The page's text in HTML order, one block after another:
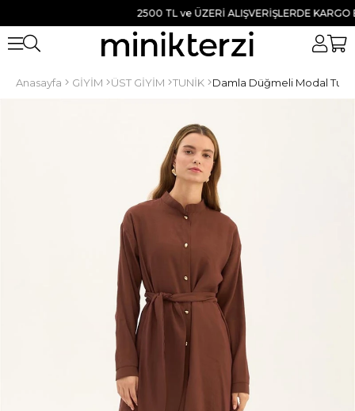
2500 TL ve ÜZERİ ALIŞVERİŞLERDE KARGO
Anasayfa GİYİM ÜST GİYİM TUNİK Damla Düğmeli Modal